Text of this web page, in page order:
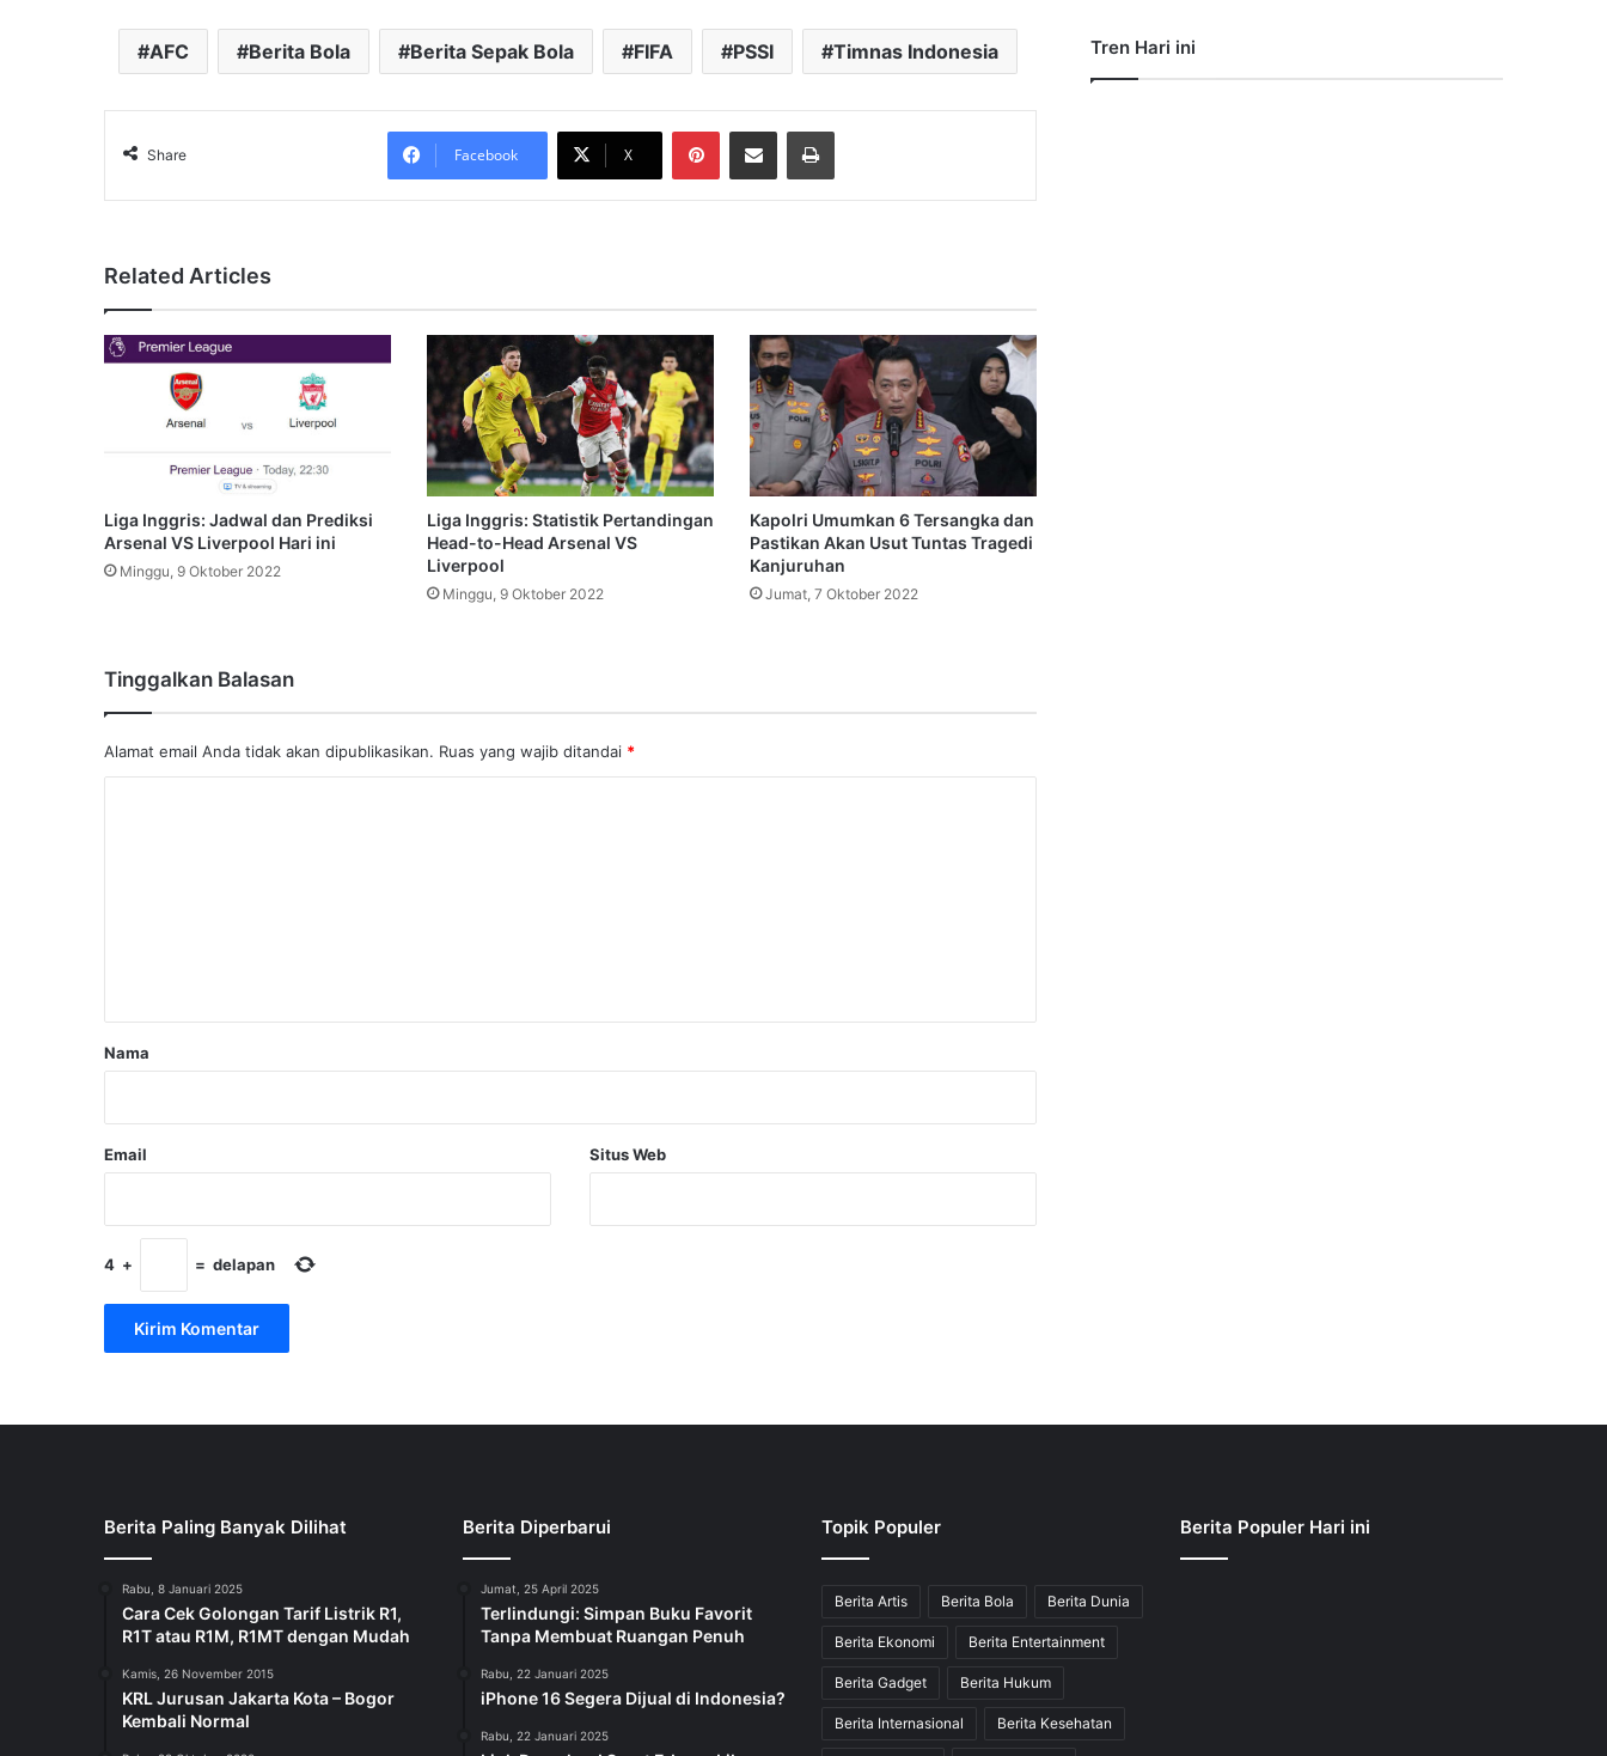
AFC Berita Bola Berita Sepak Bola FIFA PSSI Timnas Indonesia
Share Facebook X
PinterestShare via Email Print
Related Articles
Liga Inggris: Jadwal dan Prediksi
Arsenal VS Liverpool Hari ini
Minggu, 9 Oktober 2022
Liga Inggris: Statistik Pertandingan
Head-to-Head Arsenal VS
Liverpool
Minggu, 9 Oktober 2022
Kapolri Umumkan 6 Tersangka dan
Pastikan Akan Usut Tuntas Tragedi
Kanjuruhan
Jumat, 7 Oktober 2022
Tinggalkan Balasan
Alamat email Anda tidak akan dipublikasikan. Ruas yang wajib ditandai *
r
Nama
Email Situs Web
4 + = delapan
Tren Hari ini
Berita Paling Banyak Dilihat
Rabu, 8 Januari 2025
Cara Cek Golongan Tarif Listrik R1,
R1T atau R1M, R1MT dengan Mudah
Kamis, 26 November 2015
KRL Jurusan Jakarta Kota – Bogor
Kembali Normal
Berita Diperbarui
Jumat, 25 April 2025
Terlindungi: Simpan Buku Favorit
Tanpa Membuat Ruangan Penuh
Rabu, 22 Januari 2025
iPhone 16 Segera Dijual di Indonesia?
Rabu, 22 Januari 2025
Topik Populer
Berita Artis Berita Bola Berita Dunia
Berita Ekonomi Berita Entertainment
Berita Gadget Berita Hukum
Berita Internasional Berita Kesehatan
Berita Populer Hari ini